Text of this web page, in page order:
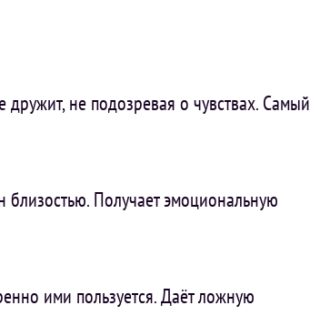
не подозревая о чувствах. Самый
Получает эмоциональную
ими пользуется. Даёт ложную